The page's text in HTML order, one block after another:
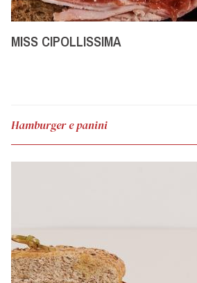
MISS CIPOLLISSIMA
Hamburger e panini